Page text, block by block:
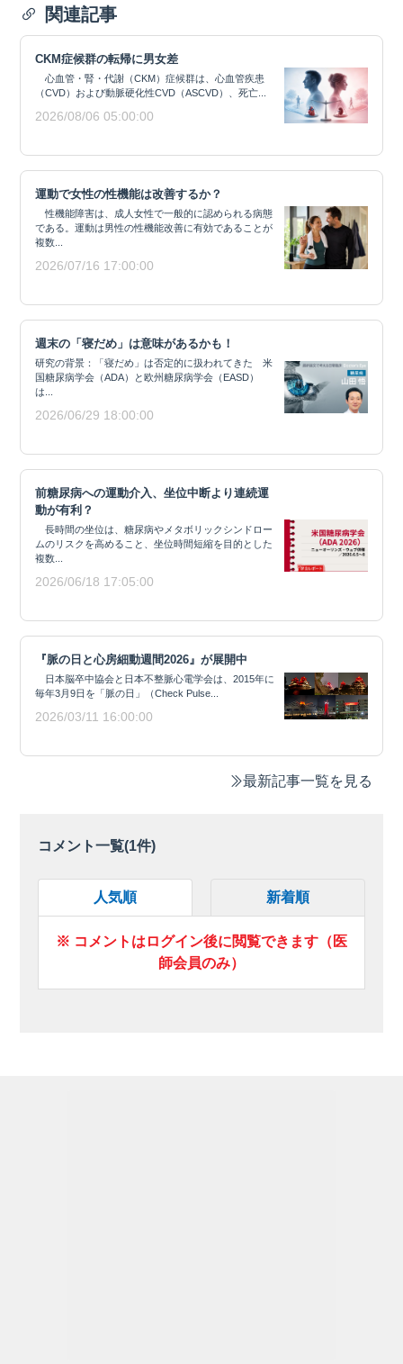
関連記事
CKM症候群の転帰に男女差
心血管・腎・代謝（CKM）症候群は、心血管疾患
（CVD）および動脈硬化性CVD（ASCVD）、死亡...
2026/08/06 05:00:00
運動で女性の性機能は改善するか？
性機能障害は、成人女性で一般的に認められる病態
である。運動は男性の性機能改善に有効であることが
複数...
2026/07/16 17:00:00
週末の「寝だめ」は意味があるかも！
研究の背景：「寝だめ」は否定的に扱われてきた 米
国糖尿病学会（ADA）と欧州糖尿病学会（EASD）
は...
2026/06/29 18:00:00
前糖尿病への運動介入、坐位中断より連続運
動が有利？
長時間の坐位は、糖尿病やメタボリックシンドロー
ムのリスクを高めること、坐位時間短縮を目的とした
複数...
2026/06/18 17:05:00
『脈の日と心房細動週間2026』が展開中
日本脳卒中協会と日本不整脈心電学会は、2015年に
毎年3月9日を「脈の日」（Check Pulse...
2026/03/11 16:00:00
最新記事一覧を見る
コメント一覧(1件)
人気順 新着順
※ コメントはログイン後に閲覧できます（医
師会員のみ）